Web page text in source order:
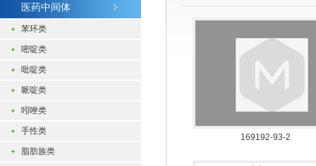
医药中间体
苯环类
嘧啶类
吡啶类
哌啶类
吲唑类
手性类
脂肪族类
169192-93-2